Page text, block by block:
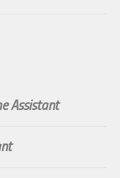
Assistant